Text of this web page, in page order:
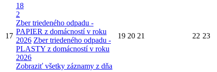
17
18
2
Zber triedeného odpadu -
PAPIER z domácností v roku
2026 Zber triedeného odpadu -
PLASTY z domácností v roku
2026
Zobraziť všetky záznamy z dňa
19 20 21 22 23